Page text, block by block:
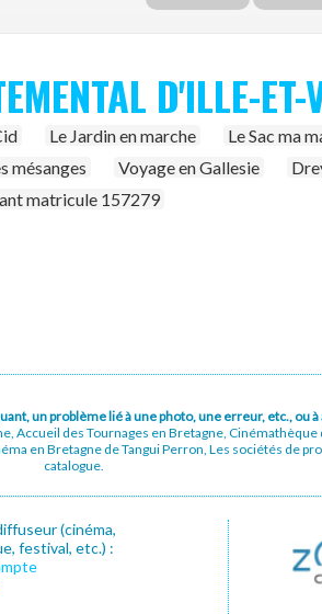
D'ILLE-ET-
Le Jardin en marche
Le Sac ma
mésanges Voyage en Gallesie
matricule 157279
un problème lié à une photo, une erreur, etc.,
Accueil des Tournages en Bretagne,
en Bretagne de Tangui Perron, Les sociétés de
catalogue.
(cinéma,
festival, etc.) :